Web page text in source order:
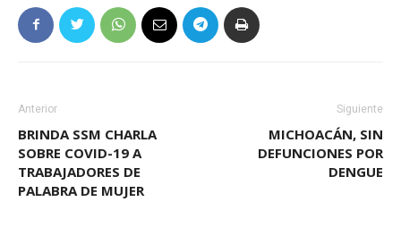
Anterior
BRINDA SSM CHARLA
SOBRE COVID-19 A
TRABAJADORES DE
PALABRA DE MUJER
Siguiente
MICHOACÁN, SIN
DEFUNCIONES POR
DENGUE